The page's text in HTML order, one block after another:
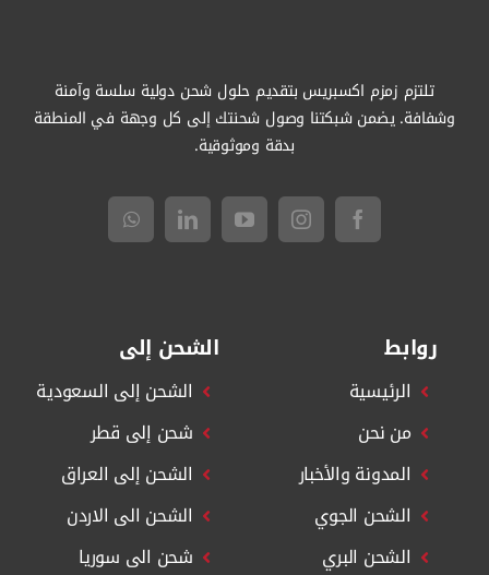
تلتزم زمزم اكسبريس بتقديم حلول شحن دولية سلسة وآمنة
وشفافة. يضمن شبكتنا وصول شحنتك إلى كل وجهة في المنطقة
بدقة وموثوقية.
روابط
الرئيسية
من نحن
المدونة والأخبار
الشحن الجوي
الشحن البري
الشحن إلى
الشحن إلى السعودية
شحن إلى قطر
الشحن إلى العراق
الشحن الى الاردن
شحن الى سوريا